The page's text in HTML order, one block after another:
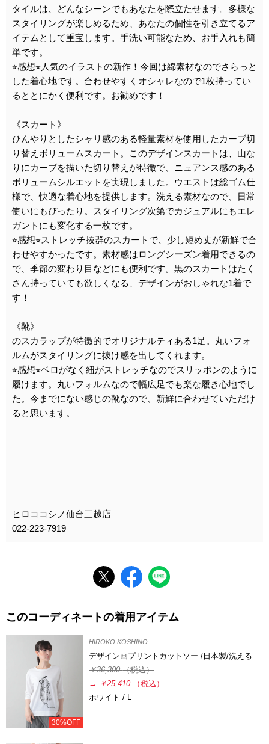
タイルは、どんなシーンでもあなたを際立たせます。多様な
スタイリングが楽しめるため、あなたの個性を引き立てるア
イテムとして重宝します。手洗い可能なため、お手入れも簡
単です。
⭐︎感想⭐︎人気のイラストの新作！今回は綿素材なのでさらっと
した着心地です。合わせやすくオシャレなので1枚持ってい
るととにかく便利です。お勧めです！
《スカート》
ひんやりとしたシャリ感のある軽量素材を使用したカーブ切
り替えボリュームスカート。このデザインスカートは、山な
りにカーブを描いた切り替えが特徴で、ニュアンス感のある
ボリュームシルエットを実現しました。ウエストは総ゴム仕
様で、快適な着心地を提供します。洗える素材なので、日常
使いにもぴったり。スタイリング次第でカジュアルにもエレ
ガントにも変化する一枚です。
⭐︎感想⭐︎ストレッチ抜群のスカートで、少し短め丈が新鮮で合
わせやすかったです。素材感はロングシーズン着用できるの
で、季節の変わり目などにも便利です。黒のスカートはたく
さん持っていても欲しくなる、デザインがおしゃれな1着で
す！
《靴》
のスカラップが特徴的でオリジナルティある1足。丸いフォ
ルムがスタイリングに抜け感を出してくれます。
⭐︎感想⭐︎ベロがなく紐がストレッチなのでスリッポンのように
履けます。丸いフォルムなので幅広足でも楽な履き心地でし
た。今までにない感じの靴なので、新鮮に合わせていただけ
ると思います。
ヒロココシノ仙台三越店
022-223-7919
このコーディネートの着用アイテム
30%OFF
HIROKO KOSHINO
デザイン画プリントカットソー /日本製/洗える
￥36,300（税込）
→
￥25,410
（税込）
ホワイト / L